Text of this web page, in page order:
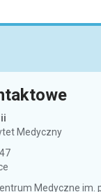
Medyczny
Medyczne im.